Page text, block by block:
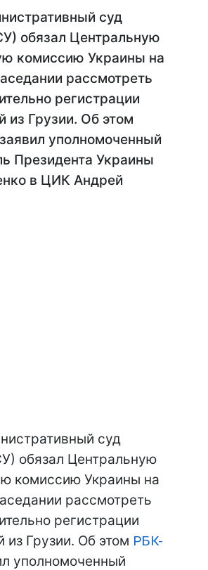
суд
обязал Центральную
комиссию Украины на
рассмотреть
регистрации
из Грузии. Об этом
уполномоченный
Президента Украины
в ЦИК Андрей
суд
обязал Центральную
комиссию Украины на
рассмотреть
регистрации
из Грузии. Об этом РБК-
уполномоченный